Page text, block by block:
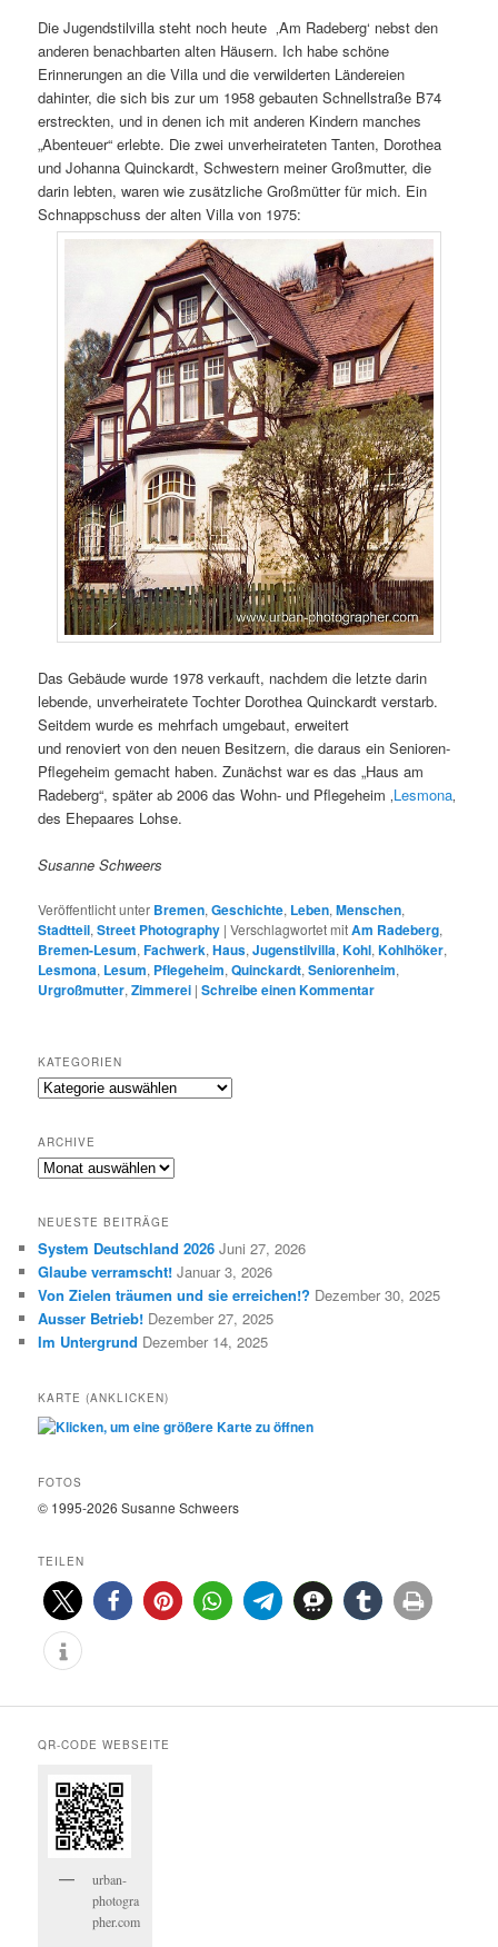
Die Jugendstilvilla steht noch heute ‚Am Radeberg‘ nebst den
anderen benachbarten alten Häusern. Ich habe schöne
Erinnerungen an die Villa und die verwilderten Ländereien
dahinter, die sich bis zur um 1958 gebauten Schnellstraße B74
erstreckten, und in denen ich mit anderen Kindern manches
„Abenteuer“ erlebte. Die zwei unverheirateten Tanten, Dorothea
und Johanna Quinckardt, Schwestern meiner Großmutter, die
darin lebten, waren wie zusätzliche Großmütter für mich. Ein
Schnappschuss der alten Villa von 1975:
Das Gebäude wurde 1978 verkauft, nachdem die letzte darin
lebende, unverheiratete Tochter Dorothea Quinckardt verstarb.
Seitdem wurde es mehrfach umgebaut, erweitert
und renoviert von den neuen Besitzern, die daraus ein Senioren-
Pflegeheim gemacht haben. Zunächst war es das „Haus am
Radeberg“, später ab 2006 das Wohn- und Pflegeheim ‚Lesmona‚
des Ehepaares Lohse.
Susanne Schweers
Veröffentlicht unter Bremen,Geschichte, Leben,Menschen,
Stadtteil,Street Photography |Verschlagwortet mitAm Radeberg,
Bremen-Lesum,Fachwerk,Haus,Jugenstilvilla,Kohl,Kohlhöker,
Lesmona, Lesum, Pflegeheim,Quinckardt,Seniorenheim,
Urgroßmutter,Zimmerei |Schreibe einen Kommentar
KATEGORIEN
K
e
g
r
e
n
ARCHIVE
A
H
I
V
E
NEUESTE BEITRÄGE
System Deutschland 2026 Juni 27, 2026
Glaube verramscht! Januar 3, 2026
Von Zielen träumen und sie erreichen!? Dezember 30, 2025
Ausser Betrieb! Dezember 27, 2025
Im Untergrund Dezember 14, 2025
KARTE (ANKLICKEN)
FOTOS
© 1995-2026 Susanne Schweers
TEILEN
0 0
QR-CODE WEBSEITE
urban-
photogra
pher.com